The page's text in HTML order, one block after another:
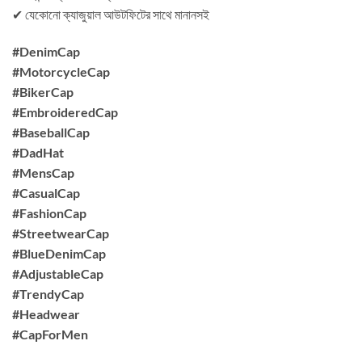
✔ যেকোনো ক্যাজুয়াল আউটফিটের সাথে মানানসই
#DenimCap
#MotorcycleCap
#BikerCap
#EmbroideredCap
#BaseballCap
#DadHat
#MensCap
#CasualCap
#FashionCap
#StreetwearCap
#BlueDenimCap
#AdjustableCap
#TrendyCap
#Headwear
#CapForMen